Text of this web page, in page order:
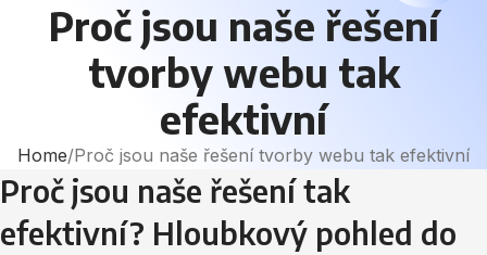
Proč jsou naše řešení
tvorby webu tak
efektivní
Home Proč jsou naše řešení tvorby webu tak efektivní
Proč jsou naše řešení tak
efektivní? Hloubkový pohled do